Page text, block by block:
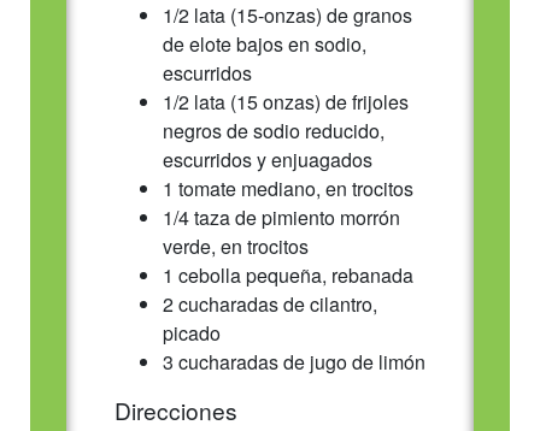
1/2 lata (15-onzas) de granos
de elote bajos en sodio,
escurridos
1/2 lata (15 onzas) de frijoles
negros de sodio reducido,
escurridos y enjuagados
1 tomate mediano, en trocitos
1/4 taza de pimiento morrón
verde, en trocitos
1 cebolla pequeña, rebanada
2 cucharadas de cilantro,
picado
3 cucharadas de jugo de limón
Direcciones